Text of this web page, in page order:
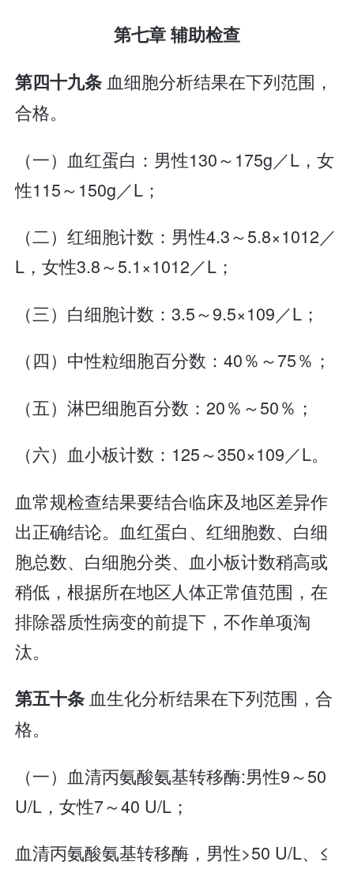
第七章 辅助检查
第四十九条血细胞分析结果在下列范围，
合格。
（一）血红蛋白：男性130～175g／L，女
性115～150g／L；
（二）红细胞计数：男性4.3～5.8×1012／
L，女性3.8～5.1×1012／L；
（三）白细胞计数：3.5～9.5×109／L；
（四）中性粒细胞百分数：40％～75％；
（五）淋巴细胞百分数：20％～50％；
（六）血小板计数：125～350×109／L。
血常规检查结果要结合临床及地区差异作
出正确结论。血红蛋白、红细胞数、白细
胞总数、白细胞分类、血小板计数稍高或
稍低，根据所在地区人体正常值范围，在
排除器质性病变的前提下，不作单项淘
汰。
第五十条血生化分析结果在下列范围，合
格。
（一）血清丙氨酸氨基转移酶:男性9～50
U/L，女性7～40 U/L；
血清丙氨酸氨基转移酶，男性>50 U/L、≤